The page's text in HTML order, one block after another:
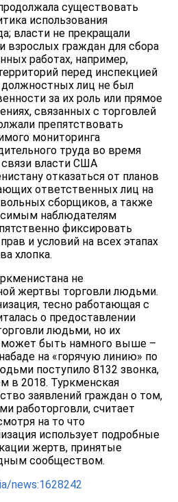
существовать
использования
власти не прекращали
взрослых граждан для сбора
работах, например,
перед инспекцией
должностных лиц не был
за их роль или прямое
связанных с торговлей
препятствовать
мониторинга
труда во время
связи власти США
отказаться от планов
ответственных лиц на
сборщиков, а также
наблюдателям
фиксировать
и условий на всех этапах
хлопка.
не
жертвы торговли людьми.
тесно работающая с
о предоставлении
людьми, но их
может быть намного выше –
на «горячую линию» по
поступило 8132 звонка,
в 2018. Туркменская
заявлений граждан о том,
работорговли, считает
на то что
использует подробные
жертв, принятые
сообществом.
news:1628242